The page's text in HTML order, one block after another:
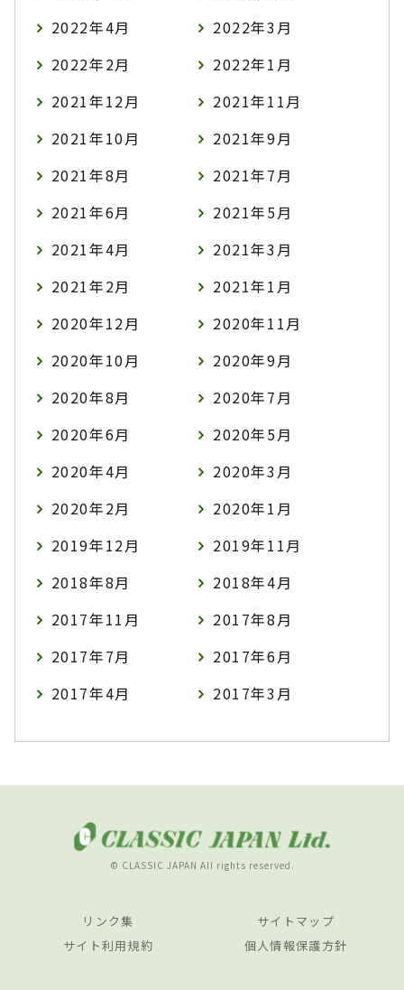
2022年4月
2022年3月
2022年2月
2022年1月
2021年12月
2021年11月
2021年10月
2021年9月
2021年8月
2021年7月
2021年6月
2021年5月
2021年4月
2021年3月
2021年2月
2021年1月
2020年12月
2020年11月
2020年10月
2020年9月
2020年8月
2020年7月
2020年6月
2020年5月
2020年4月
2020年3月
2020年2月
2020年1月
2019年12月
2019年11月
2018年8月
2018年4月
2017年11月
2017年8月
2017年7月
2017年6月
2017年4月
2017年3月
© CLASSIC JAPAN All rights reserved.
リンク集
サイトマップ
サイト利用規約
個人情報保護方針